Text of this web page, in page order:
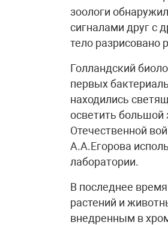
зоологи
сигналами друг с
тело разрисовано
Голландский
первых
находились
осветить большой
Отечественной
А.А.Егорова
лаборатории.
В последнее
растений и
внедренным в